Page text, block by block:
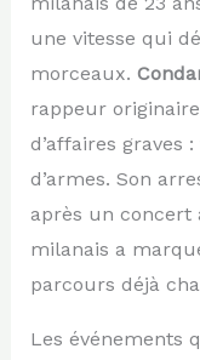
une vitesse qui
morceaux.
rappeur
d’affaires graves
d’armes. Son
après un concert
milanais a
parcours déjà
Les événements